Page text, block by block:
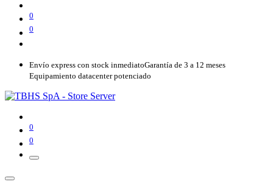
0
0
Envío express con stock inmediatoGarantía de 3 a 12 meses
Equipamiento datacenter potenciado
0
0